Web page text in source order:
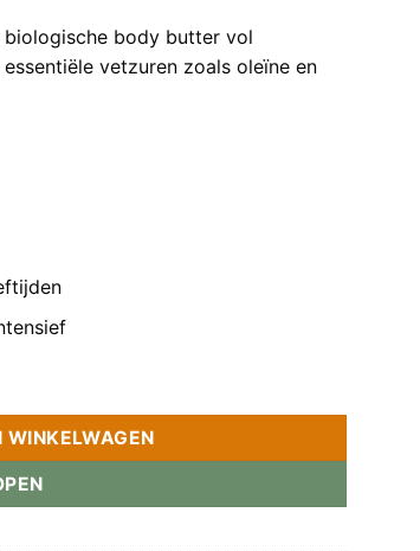
biologische body butter vol
vetzuren zoals oleïne en
créme aantal
WINKELWAGEN